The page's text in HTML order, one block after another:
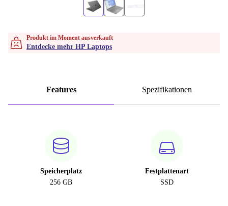
Produkt im Moment ausverkauft
Entdecke mehr HP Laptops
Features Spezifikationen
Speicherplatz
256 GB
Festplattenart
SSD